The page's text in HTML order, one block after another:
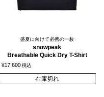
盛夏に向けて必携の一枚
snowpeak
Breathable Quick Dry T-Shirt
¥17,600税込
在庫切れ